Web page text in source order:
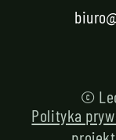
©
Polityka